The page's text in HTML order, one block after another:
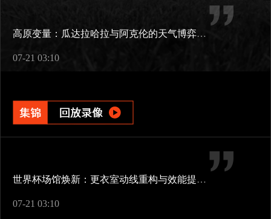
高原变量：瓜达拉哈拉与阿克伦的天气博弈如何重塑2026世界杯战术逻辑
07-21 03:10
世界杯场馆焕新：更衣室动线重构与效能提升方案
07-21 03:10